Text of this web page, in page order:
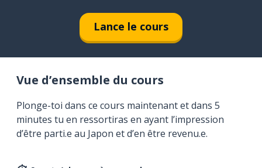
Lance le cours
Vue d’ensemble du cours
Plonge-toi dans ce cours maintenant et dans 5
minutes tu en ressortiras en ayant l’impression
d’être parti.e au Japon et d’en être revenu.e.